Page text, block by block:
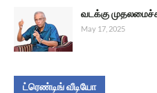
வடக்கு
May 17, 2025
ட்ரெண்டிங் வீடியோ